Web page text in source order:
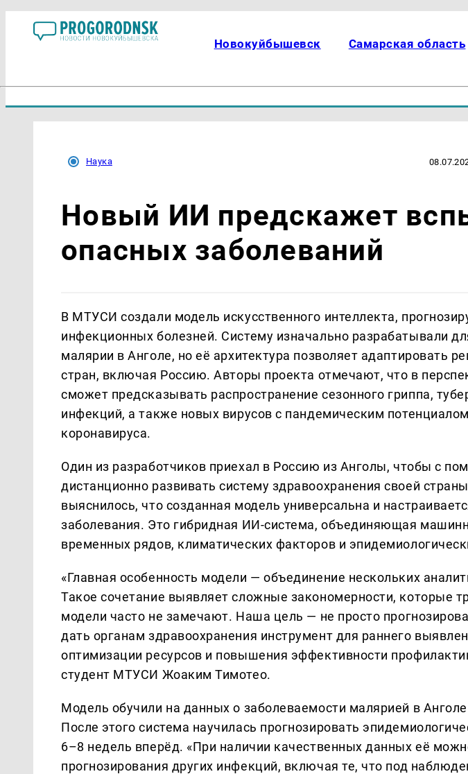
Новокуйбышевск Самарская область
Наука
Новый ИИ предскажет
опасных заболеваний
В МТУСИ создали модель искусственного интеллекта,
инфекционных болезней. Систему изначально разрабатывали
малярии в Анголе, но её архитектура позволяет адаптировать
стран, включая Россию. Авторы проекта отмечают, что в
сможет предсказывать распространение сезонного гриппа,
инфекций, а также новых вирусов с пандемическим
коронавируса.
Один из разработчиков приехал в Россию из Анголы, чтобы с
дистанционно развивать систему здравоохранения своей
выяснилось, что созданная модель универсальна и
заболевания. Это гибридная ИИ-система, объединяющая
временных рядов, климатических факторов и
«Главная особенность модели — объединение нескольких
Такое сочетание выявляет сложные закономерности, которые
модели часто не замечают. Наша цель — не просто
дать органам здравоохранения инструмент для раннего
оптимизации ресурсов и повышения эффективности
студент МТУСИ Жоаким Тимотео.
Модель обучили на данных о заболеваемости малярией в Анголе
После этого система научилась прогнозировать
6–8 недель вперёд. «При наличии качественных данных её
прогнозирования других инфекций, включая те, что под